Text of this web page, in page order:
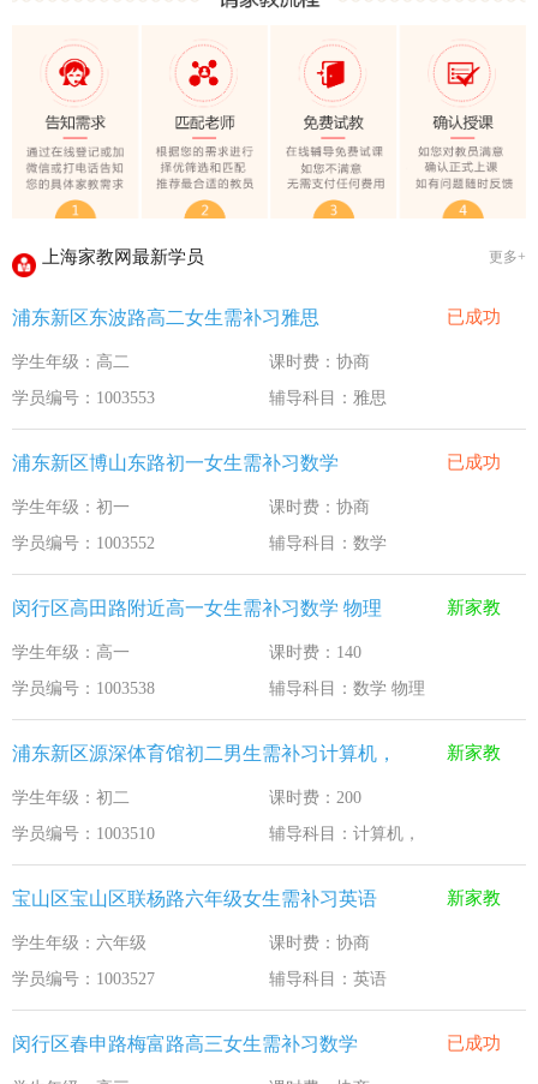
上海家教网家教试课规则 2020-1-18
上海家教网免责声明 2016-11-15
教员首次给家长打电话注意事项 2016-11-15
上海家教网教员首次上门试教注意事项 2016-11-15
上海家教网注册协议 2016-11-15
上海家教网大学生做家教安全须知！
全国教师管理信息系统明年启用
上海家教网最新学员 更多+
浦东新区东波路高二女生需补习雅思 已成功
学生年级：高二
课时费：协商
学员编号：1003553
辅导科目：雅思
浦东新区博山东路初一女生需补习数学 已成功
学生年级：初一
课时费：协商
学员编号：1003552
辅导科目：数学
闵行区高田路附近高一女生需补习数学 物理 新家教
学生年级：高一
课时费：140
学员编号：1003538
辅导科目：数学 物理
浦东新区源深体育馆初二男生需补习计算机， 新家教
学生年级：初二
课时费：200
学员编号：1003510
辅导科目：计算机，
宝山区宝山区联杨路六年级女生需补习英语 新家教
学生年级：六年级
课时费：协商
学员编号：1003527
辅导科目：英语
闵行区春申路梅富路高三女生需补习数学 已成功